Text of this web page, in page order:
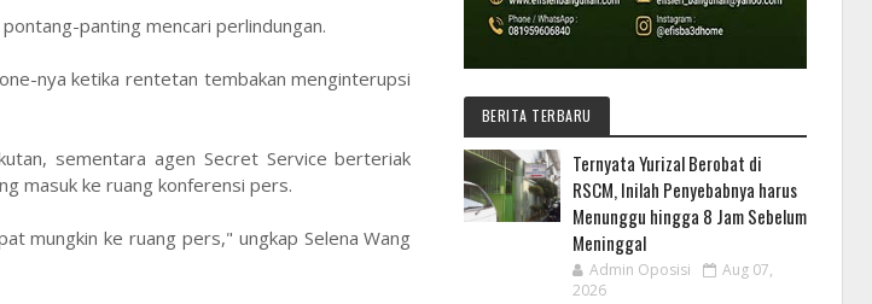
panting mencari perlindungan.
nya ketika rentetan tembakan menginterupsi
sementara agen Secret Service berteriak
masuk ke ruang konferensi pers.
mungkin ke ruang pers," ungkap Selena Wang
BERITA TERBARU
Ternyata Yurizal Berobat di
RSCM, Inilah Penyebabnya harus
Menunggu hingga 8 Jam Sebelum
Meninggal
Admin Oposisi
Aug 07,
2026